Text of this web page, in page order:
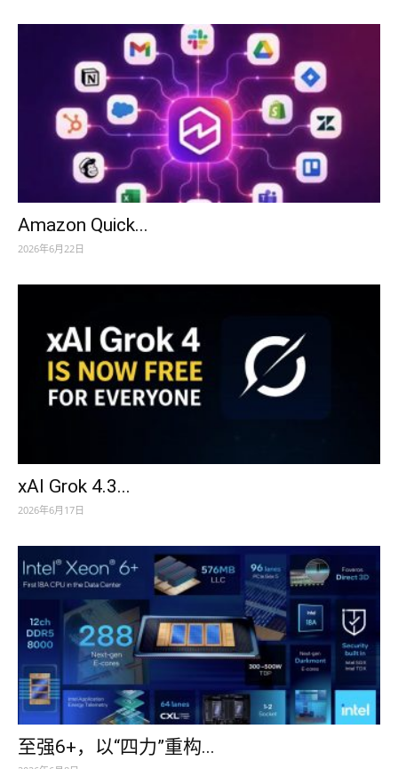
Amazon Quick...
2026年6月22日
xAI Grok 4.3...
2026年6月17日
至强6+，以“四力”重构...